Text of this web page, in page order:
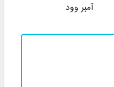
آمبر وود